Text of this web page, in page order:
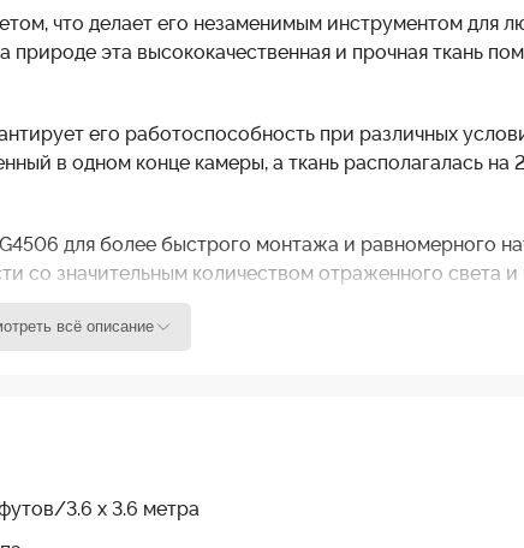
что делает его незаменимым инструментом для
эта высококачественная и прочная ткань
его работоспособность при различных
в одном конце камеры, а ткань располагалась
для более быстрого монтажа и равномерного
со значительным количеством отраженного света и
цель, которая заключается в том, чтобы
всё описание
футов/3.6 x 3.6 метра